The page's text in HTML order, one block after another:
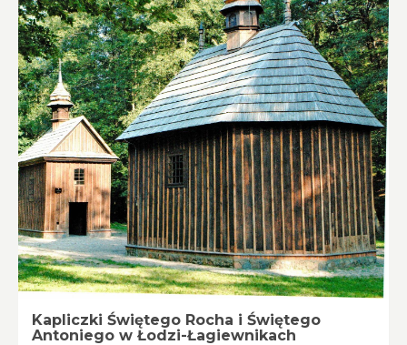
Kapliczki Świętego Rocha i Świętego
Antoniego w Łodzi-Łagiewnikach